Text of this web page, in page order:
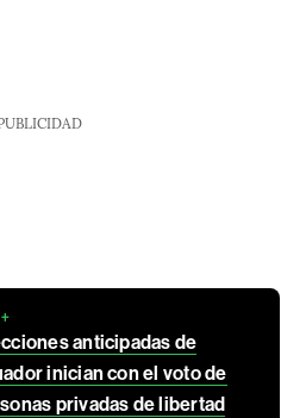
anticipadas de
inician con el voto de
privadas de libertad